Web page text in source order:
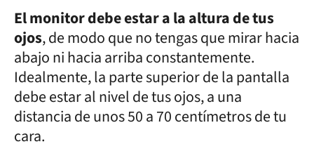
El monitor debe estar a la altura de tus
ojos, de modo que no tengas que mirar hacia
abajo ni hacia arriba constantemente.
Idealmente, la parte superior de la pantalla
debe estar al nivel de tus ojos, a una
distancia de unos 50 a 70 centímetros de tu
cara.